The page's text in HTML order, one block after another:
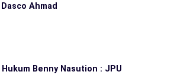
Ahmad
Hukum Benny Nasution : JPU